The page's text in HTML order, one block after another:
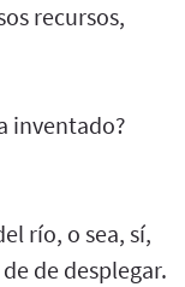
recursos,
inventado?
río, o sea, sí,
de desplegar.